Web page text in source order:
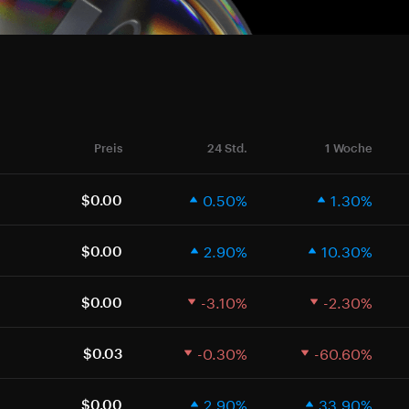
Preis 24 Std. 1 Woche
$0.00 0.50% 1.30%
$0.00 2.90% 10.30%
$0.00 -3.10% -2.30%
$0.03 -0.30% -60.60%
$0.00 2.90% 33.90%